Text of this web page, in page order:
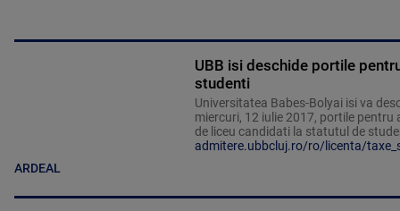
ARDEAL
UBB isi deschide portile
studenti
Universitatea Babes-Bolyai isi va
miercuri, 12 iulie 2017, portile pentru
de liceu candidati la statutul de
admitere.ubbcluj.ro/ro/licenta/